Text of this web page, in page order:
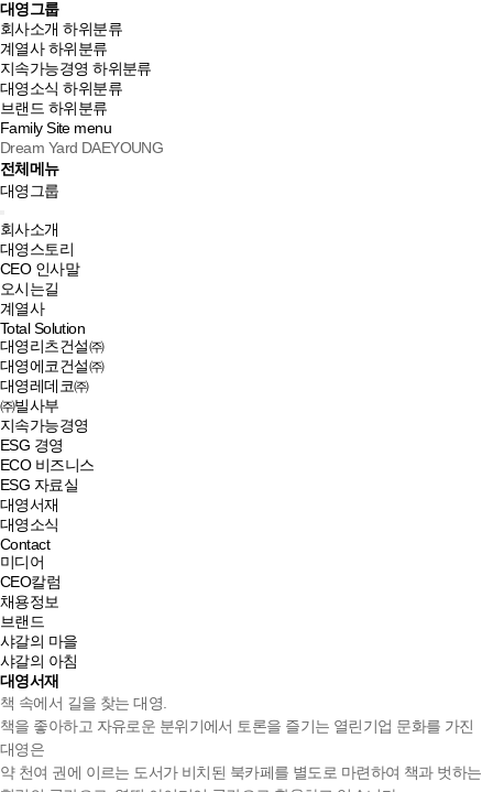
대영그룹
회사소개 하위분류
계열사 하위분류
지속가능경영 하위분류
대영소식 하위분류
브랜드 하위분류
Family Site menu
Dream Yard DAEYOUNG
전체메뉴
대영그룹
회사소개
대영스토리
CEO 인사말
오시는길
계열사
Total Solution
대영리츠건설㈜
대영에코건설㈜
대영레데코㈜
㈜빌사부
지속가능경영
ESG 경영
ECO 비즈니스
ESG 자료실
대영서재
대영소식
Contact
미디어
CEO칼럼
채용정보
브랜드
샤갈의 마을
샤갈의 아침
대영서재
책 속에서 길을 찾는 대영.
책을 좋아하고 자유로운 분위기에서 토론을 즐기는 열린기업 문화를 가진
대영은
약 천여 권에 이르는 도서가 비치된 북카페를 별도로 마련하여 책과 벗하는